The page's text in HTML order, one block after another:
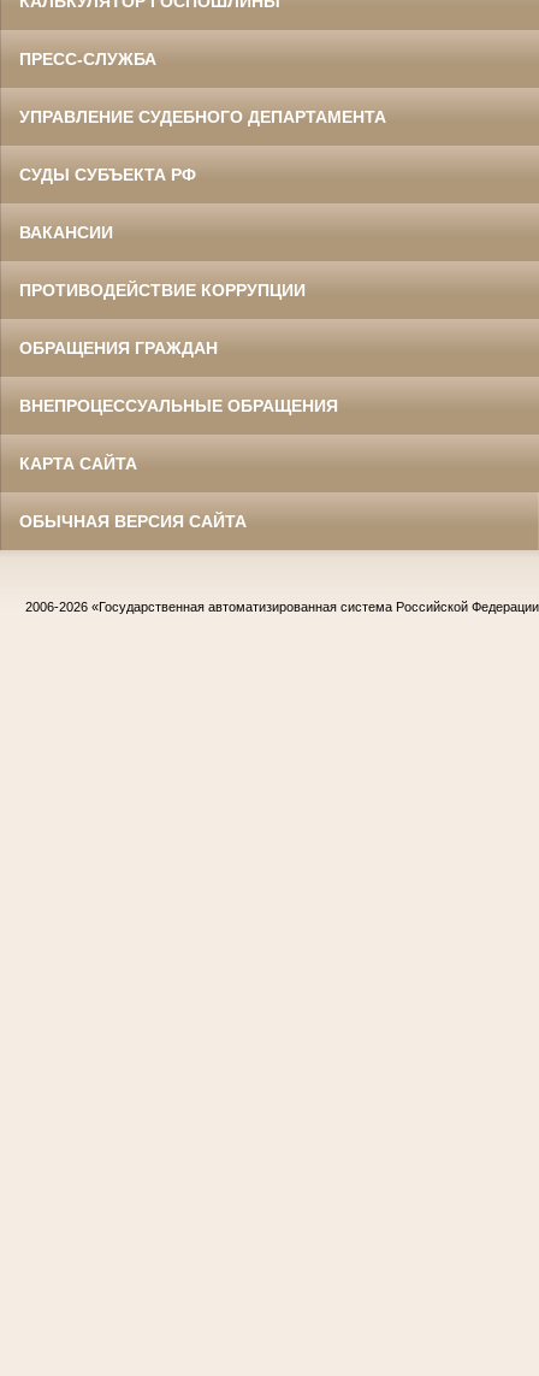
ПРЕСС-СЛУЖБА
УПРАВЛЕНИЕ СУДЕБНОГО ДЕПАРТАМЕНТА
СУДЫ СУБЪЕКТА РФ
ВАКАНСИИ
ПРОТИВОДЕЙСТВИЕ КОРРУПЦИИ
ОБРАЩЕНИЯ ГРАЖДАН
ВНЕПРОЦЕССУАЛЬНЫЕ ОБРАЩЕНИЯ
КАРТА САЙТА
ОБЫЧНАЯ ВЕРСИЯ САЙТА
2006-2026 «Государственная автоматизированная система Российской